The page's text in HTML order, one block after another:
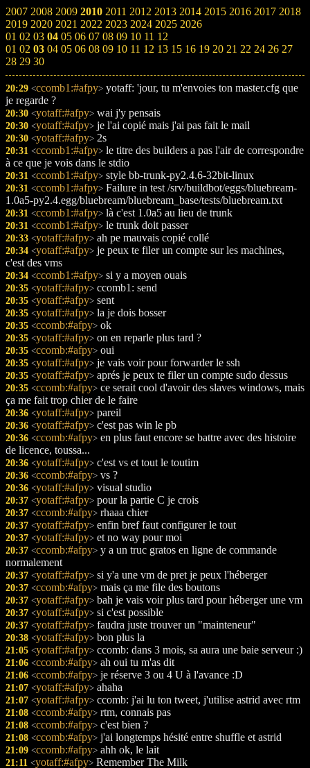
2007 2008 2009 2010 2011 2012 2013 2014 2015 2016 2017 2018
2019 2020 2021 2022 2023 2024 2025 2026
01 02 03 04 05 06 07 08 09 10 11 12
01 02 03 04 05 06 08 09 10 11 12 13 15 16 19 20 21 22 24 26 27
28 29 30
20:29 <ccomb1:#afpy> yotaff: 'jour, tu m'envoies ton master.cfg que
je regarde ?
20:30 <yotaff:#afpy> wai j'y pensais
20:30 <yotaff:#afpy> je l'ai copié mais j'ai pas fait le mail
20:30 <yotaff:#afpy> 2s
20:31 <ccomb1:#afpy> le titre des builders a pas l'air de correspondre
à ce que je vois dans le stdio
20:31 <ccomb1:#afpy> style bb-trunk-py2.4.6-32bit-linux
20:31 <ccomb1:#afpy> Failure in test /srv/buildbot/eggs/bluebream-
1.0a5-py2.4.egg/bluebream/bluebream_base/tests/bluebream.txt
20:31 <ccomb1:#afpy> là c'est 1.0a5 au lieu de trunk
20:31 <ccomb1:#afpy> le trunk doit passer
20:33 <yotaff:#afpy> ah pe mauvais copié collé
20:34 <yotaff:#afpy> je peux te filer un compte sur les machines,
c'est des vms
20:34 <ccomb1:#afpy> si y a moyen ouais
20:35 <yotaff:#afpy> ccomb1: send
20:35 <yotaff:#afpy> sent
20:35 <yotaff:#afpy> la je dois bosser
20:35 <ccomb:#afpy> ok
20:35 <yotaff:#afpy> on en reparle plus tard ?
20:35 <ccomb:#afpy> oui
20:35 <yotaff:#afpy> je vais voir pour forwarder le ssh
20:35 <yotaff:#afpy> aprés je peux te filer un compte sudo dessus
20:35 <ccomb:#afpy> ce serait cool d'avoir des slaves windows, mais
ça me fait trop chier de le faire
20:36 <yotaff:#afpy> pareil
20:36 <yotaff:#afpy> c'est pas win le pb
20:36 <ccomb:#afpy> en plus faut encore se battre avec des histoire
de licence, toussa...
20:36 <yotaff:#afpy> c'est vs et tout le toutim
20:36 <ccomb:#afpy> vs ?
20:36 <yotaff:#afpy> visual studio
20:37 <yotaff:#afpy> pour la partie C je crois
20:37 <ccomb:#afpy> rhaaa chier
20:37 <yotaff:#afpy> enfin bref faut configurer le tout
20:37 <yotaff:#afpy> et no way pour moi
20:37 <ccomb:#afpy> y a un truc gratos en ligne de commande
normalement
20:37 <yotaff:#afpy> si y'a une vm de pret je peux l'héberger
20:37 <ccomb:#afpy> mais ça me file des boutons
20:37 <yotaff:#afpy> bah je vais voir plus tard pour héberger une vm
20:37 <yotaff:#afpy> si c'est possible
20:37 <yotaff:#afpy> faudra juste trouver un "mainteneur"
20:38 <yotaff:#afpy> bon plus la
21:05 <yotaff:#afpy> ccomb: dans 3 mois, sa aura une baie serveur :)
21:06 <ccomb:#afpy> ah oui tu m'as dit
21:06 <ccomb:#afpy> je réserve 3 ou 4 U à l'avance :D
21:07 <yotaff:#afpy> ahaha
21:07 <yotaff:#afpy> ccomb: j'ai lu ton tweet, j'utilise astrid avec rtm
21:08 <ccomb:#afpy> rtm, connais pas
21:08 <ccomb:#afpy> c'est bien ?
21:08 <ccomb:#afpy> j'ai longtemps hésité entre shuffle et astrid
21:09 <ccomb:#afpy> ahh ok, le lait
21:11 <yotaff:#afpy> Remember The Milk